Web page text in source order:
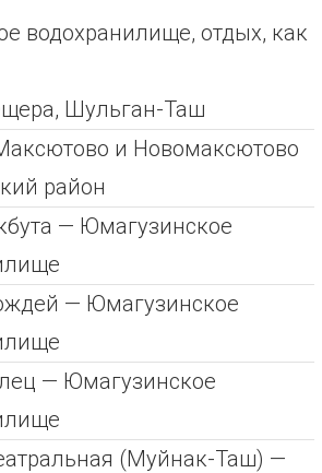
водохранилище, отдых, как
Шульган-Таш
и Новомаксютово
район
— Юмагузинское
— Юмагузинское
— Юмагузинское
(Муйнак-Таш) —